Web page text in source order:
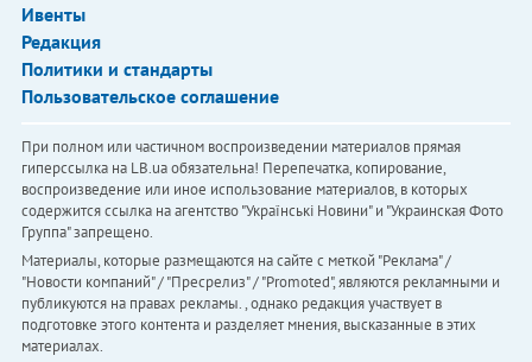
Ивенты
Редакция
Политики и стандарты
Пользовательское соглашение
При полном или частичном воспроизведении материалов прямая
гиперссылка на LB.ua обязательна! Перепечатка, копирование,
воспроизведение или иное использование материалов, в которых
содержится ссылка на агентство "Українськi Новини" и "Украинская Фото
Группа" запрещено.
Материалы, которые размещаются на сайте с меткой "Реклама" /
"Новости компаний" / "Пресрелиз" / "Promoted", являются рекламными и
публикуются на правах рекламы. , однако редакция участвует в
подготовке этого контента и разделяет мнения, высказанные в этих
материалах.